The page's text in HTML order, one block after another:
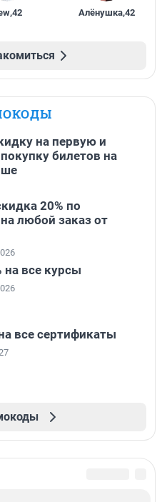
,42 Алёнушка,42
на первую и
билетов на
20% по
любой заказ от
на все курсы
все сертификаты